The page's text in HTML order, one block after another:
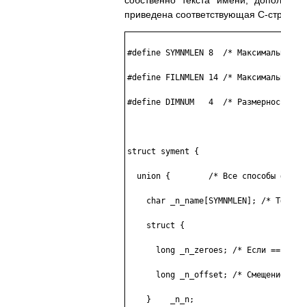
приведена соответствующая C-
#define SYMNMLEN 8  /*
#define FILNMLEN 14 /*
#define DIMNUM   4  /*
struct syment {
union {        /* Все способы
char _n_name[SYMNMLEN]; /*
    struct {
long _n_zeroes; /* Если
long _n_offset; /*
    }    _n_n;